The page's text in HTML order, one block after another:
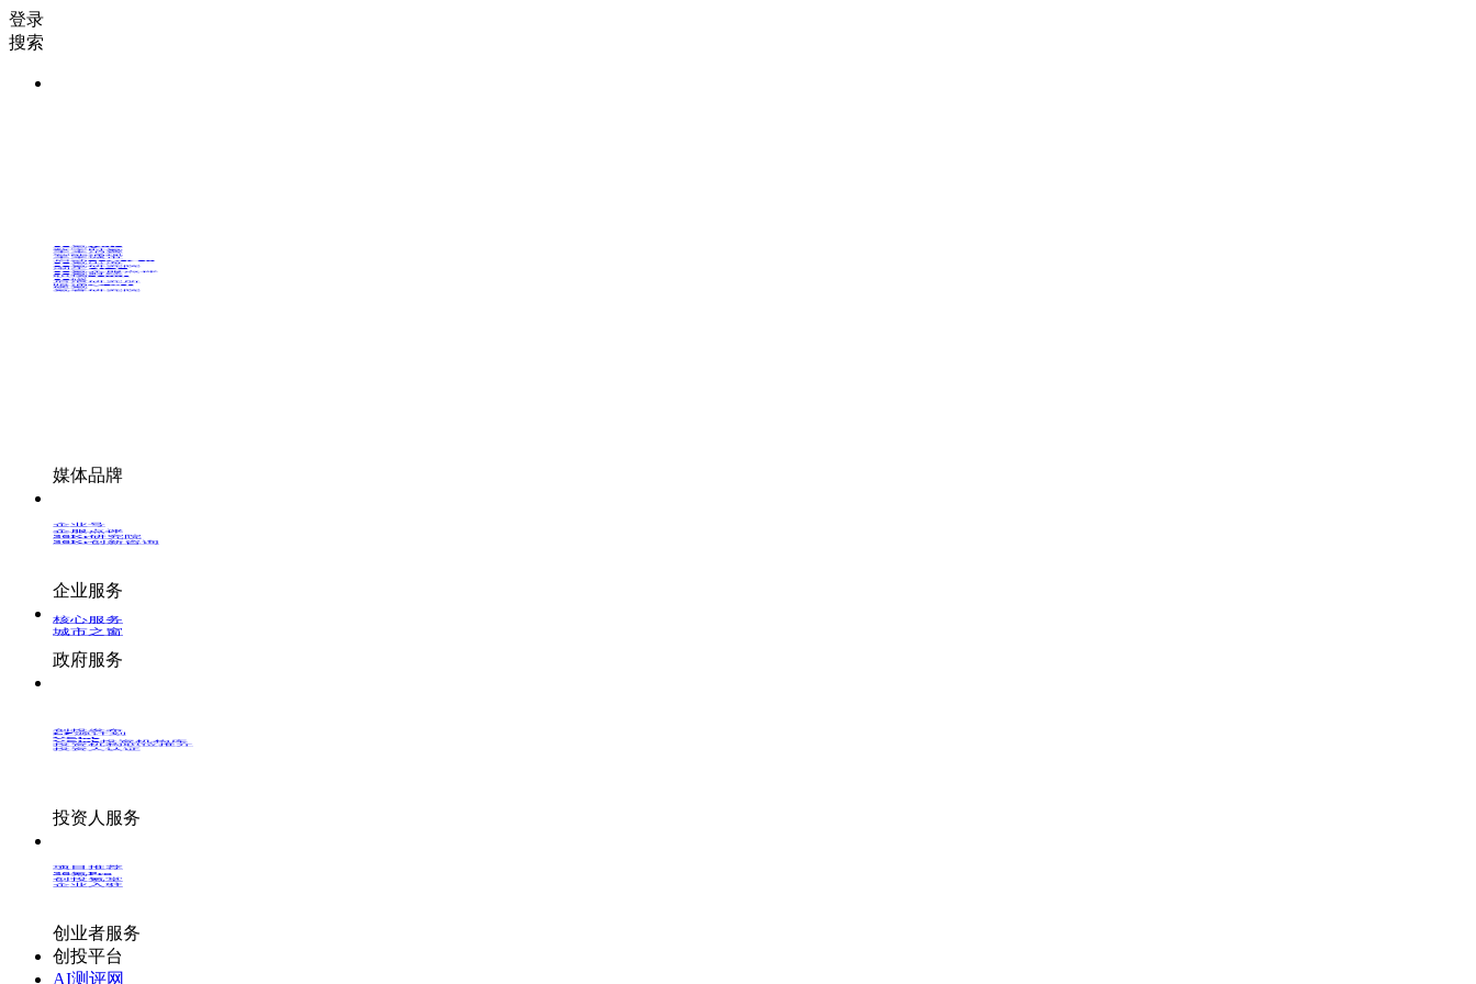
登录
搜索
36氪Auto
未来消费
未来城市
36氪出海
硬氪
媒体品牌
企业号
企服点评
36Kr研究院
36Kr创新咨询
企业服务
核心服务
城市之窗
政府服务
创投发布
LP源计划
VClub
VClub投资机构库
投资机构职位推介
投资人认证
投资人服务
项目推荐
36氪Pro
创投氪堂
企业入驻
创业者服务
创投平台
AI测评网